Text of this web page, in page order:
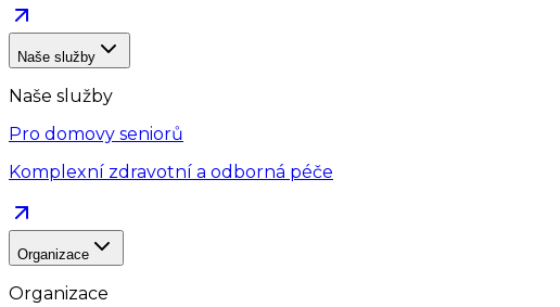
Naše služby
Naše služby
Pro domovy seniorů
Komplexní zdravotní a odborná péče
Organizace
Organizace